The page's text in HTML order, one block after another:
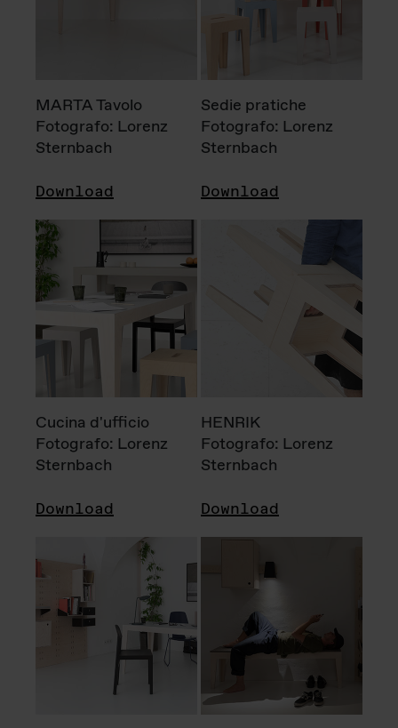
MARTA Tavolo
Fotografo: Lorenz
Sternbach
Download
Sedie pratiche
Fotografo: Lorenz
Sternbach
Download
Cucina d'ufficio
Fotografo: Lorenz
Sternbach
Download
HENRIK
Fotografo: Lorenz
Sternbach
Download